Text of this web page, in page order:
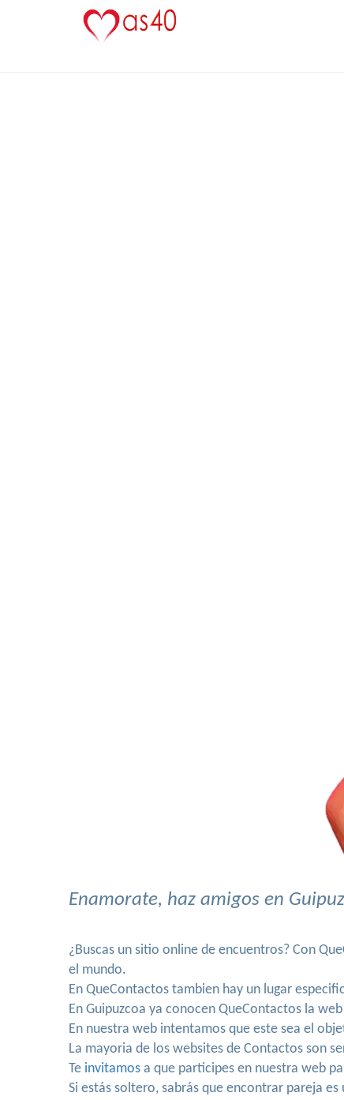
Enamorate, haz amigos en
¿Buscas un sitio online de encuentros? Con
el mundo.
En QueContactos tambien hay un lugar
En Guipuzcoa ya conocen QueContactos la
En nuestra web intentamos que este sea el
La mayoria de los websites de Contactos son
Te invitamos a que participes en nuestra web
Si estás soltero, sabrás que encontrar pareja